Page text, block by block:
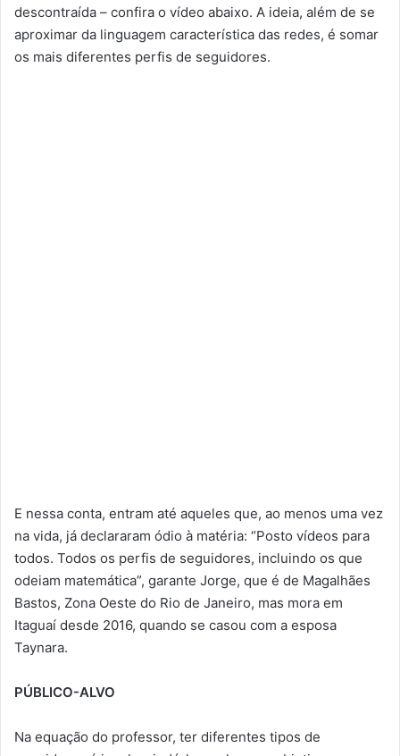
descontraída – confira o vídeo abaixo. A ideia, além de se
aproximar da linguagem característica das redes, é somar
os mais diferentes perfis de seguidores.
E nessa conta, entram até aqueles que, ao menos uma vez
na vida, já declararam ódio à matéria: “Posto vídeos para
todos. Todos os perfis de seguidores, incluindo os que
odeiam matemática”, garante Jorge, que é de Magalhães
Bastos, Zona Oeste do Rio de Janeiro, mas mora em
Itaguaí desde 2016, quando se casou com a esposa
Taynara.
PÚBLICO-ALVO
Na equação do professor, ter diferentes tipos de